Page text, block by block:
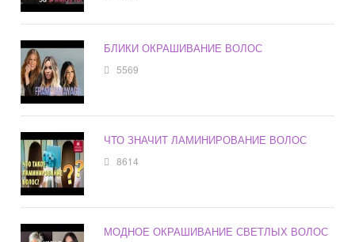
БЛИКИ ОКРАШИВАНИЕ ВОЛОС
5569
ЧТО ЗНАЧИТ ЛАМИНИРОВАНИЕ ВОЛОС
8614
МОДНОЕ ОКРАШИВАНИЕ СВЕТЛЫХ ВОЛОС